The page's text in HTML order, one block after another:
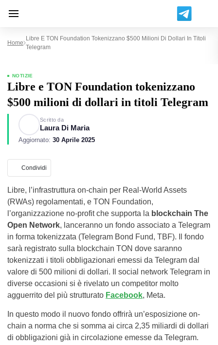
Home
Libre E TON Foundation Tokenizzano $500 Milioni Di Dollari In Titoli
Telegram
NOTIZIE
Libre e TON Foundation tokenizzano
$500 milioni di dollari in titoli Telegram
Scritto da
Laura Di Maria
Aggiornato: 30 Aprile 2025
Condividi
Libre, l’infrastruttura on-chain per Real-World Assets
(RWAs) regolamentati, e TON Foundation,
l’organizzazione no-profit che supporta la blockchain The
Open Network, lanceranno un fondo associato a Telegram
in forma tokenizzata (Telegram Bond Fund, TBF). Il fondo
sarà registrato sulla blockchain TON dove saranno
tokenizzati i titoli obbligazionari emessi da Telegram dal
valore di 500 milioni di dollari. Il social network Telegram in
diverse occasioni si è rivelato un competitor molto
agguerrito del più strutturato Facebook, Meta.
In questo modo il nuovo fondo offrirà un’esposizione on-
chain a norma che si somma ai circa 2,35 miliardi di dollari
di obbligazioni già in circolazione emesse da Telegram.